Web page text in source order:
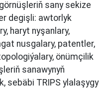
sany sekize
degişli: awtorlyk
haryt nyşanlary,
nusgalary, patentler,
önümçilik
sanawynyň
sebäbi TRIPS ylalaşygy